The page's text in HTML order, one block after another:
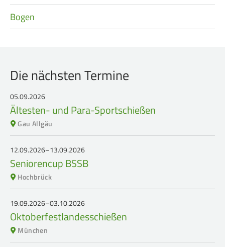
Bogen
Die nächsten Termine
05.09.2026
Ältesten- und Para-Sportschießen
Gau Allgäu
12.09.2026–13.09.2026
Seniorencup BSSB
Hochbrück
19.09.2026–03.10.2026
Oktoberfestlandesschießen
München